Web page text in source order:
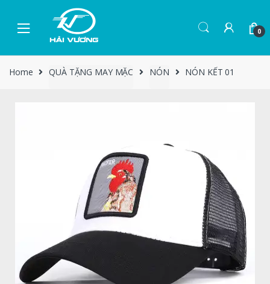
0
Home QUÀ TẶNG MAY MẶC NÓN NÓN KẾT 01